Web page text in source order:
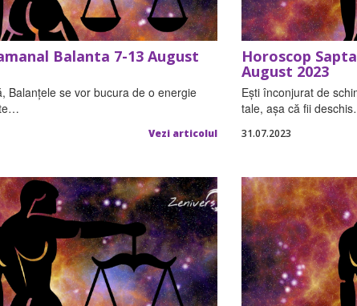
Balanta 7-13 August
Balanțele se vor bucura de o energie
Vezi articolul
Horoscop
August 2023
Ești înconjurat de
tale, așa că fii
31.07.2023